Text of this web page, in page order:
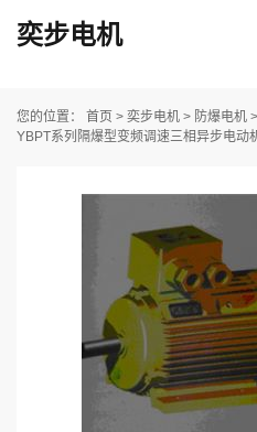
奕步电机
您的位置： 首页 > 奕步电机 > 防爆电机 >
YBPT系列隔爆型变频调速三相异步电动